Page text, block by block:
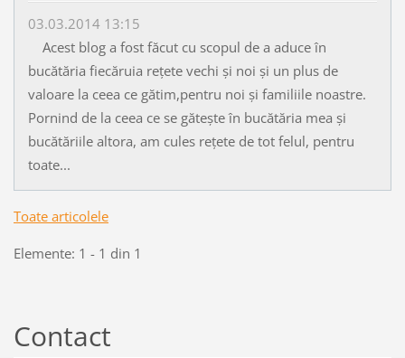
03.03.2014 13:15
Acest blog a fost făcut cu scopul de a aduce în
bucătăria fiecăruia rețete vechi și noi și un plus de
valoare la ceea ce gătim,pentru noi și familiile noastre.
Pornind de la ceea ce se gătește în bucătăria mea și
bucătăriile altora, am cules rețete de tot felul, pentru
toate...
Toate articolele
Elemente: 1 - 1 din 1
Contact